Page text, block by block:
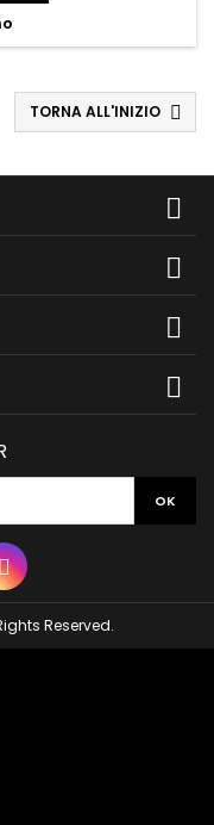
TORNA ALL'INIZIO 




Reserved.